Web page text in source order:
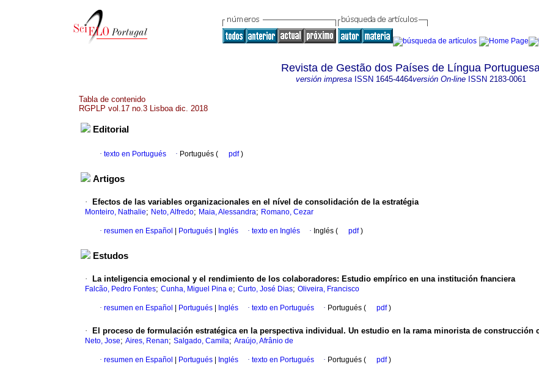
Revista de Gestão dos Países de Língua
versión impresaISSN 1645-4464versión On-lineISSN 2183-0061
Tabla de contenido
RGPLP vol.17 no.3 Lisboa dic. 2018
Editorial
· texto en Portugués · Portugués ( pdf)
Artigos
· Efectos de las variables organizacionales en el nível de consolidación de la estratégia
Monteiro, Nathalie; Neto, Alfredo; Maia, Alessandra; Romano, Cezar
· resumen en Español Portugués Inglés · texto en Inglés · Inglés ( pdf)
Estudos
· La inteligencia emocional y el rendimiento de los colaboradores: Estudio empírico en una institución fnanciera
Falcão, Pedro Fontes; Cunha, Miguel Pina e; Curto, José Dias; Oliveira, Francisco
· resumen en Español Portugués Inglés · texto en Portugués · Portugués ( pdf)
· El proceso de formulación estratégica en la perspectiva individual. Un estudio en la rama minorista de construcción
Neto, Jose; Aires, Renan; Salgado, Camila; Araújo, Afrânio de
· resumen en Español Portugués Inglés · texto en Portugués · Portugués ( pdf)